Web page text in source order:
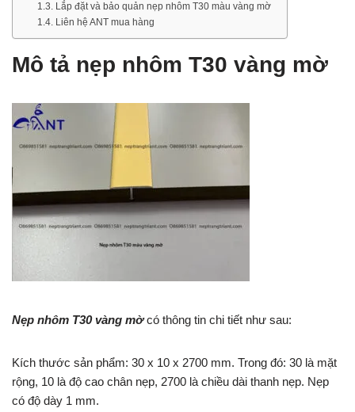
Lắp đặt và bảo quản nẹp nhôm T30 màu vàng mờ
Liên hệ ANT mua hàng
Mô tả nẹp nhôm T30 vàng mờ
Nẹp nhôm T30 vàng mờcó thông tin chi tiết như sau:
Kích thước sản phẩm: 30 x 10 x 2700 mm. Trong đó: 30 là mặt
rộng, 10 là độ cao chân nẹp, 2700 là chiều dài thanh nẹp. Nẹp
có độ dày 1 mm.